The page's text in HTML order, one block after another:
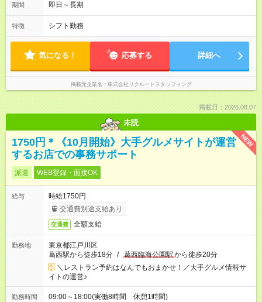
期間 即日～長期
特徴 シフト勤務
気になる！ 応募する 詳細へ
掲載元企業名 株式会社リクルートスタッフィング
掲載日：2026.08.07
未読
NEW
1750円＊《10月開始》大手グルメサイトが運営
するお店での事務サポート
派遣 WEB登録・面接OK
給与
時給1750円
交通費別途支給あり
交通費 全額支給
勤務地
東京都江戸川区
葛西駅から徒歩18分 / 葛西臨海公園駅から徒歩20分
＼レストラン予約はなんでもおまかせ！／大手グルメ情報サ
イトの運営♪
勤務時間 09:00～18:00(実働8時間 休憩1時間)